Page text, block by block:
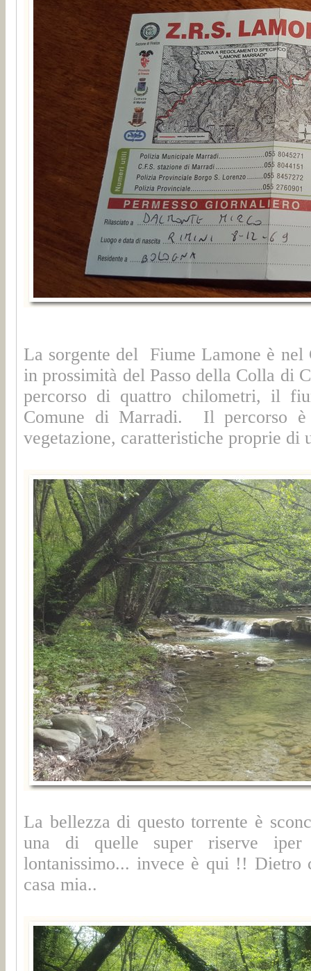
La sorgente del Fiume Lamone è
in prossimità del Passo della Colla di
percorso di quattro chilometri, il
Comune di Marradi. Il percorso è
vegetazione, caratteristiche proprie di
La bellezza di questo torrente è
una di quelle super riserve iper
lontanissimo... invece è qui !! Dietro
casa mia..